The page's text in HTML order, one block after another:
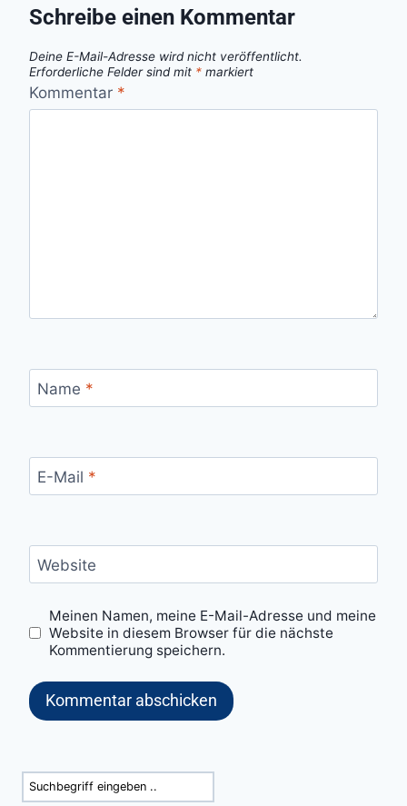
Schreibe einen Kommentar
Deine E-Mail-Adresse wird nicht veröffentlicht.
Erforderliche Felder sind mit * markiert
Kommentar *
Name *
E-Mail *
Website
Meinen Namen, meine E-Mail-Adresse und meine
Website in diesem Browser für die nächste
Kommentierung speichern.
Suchen